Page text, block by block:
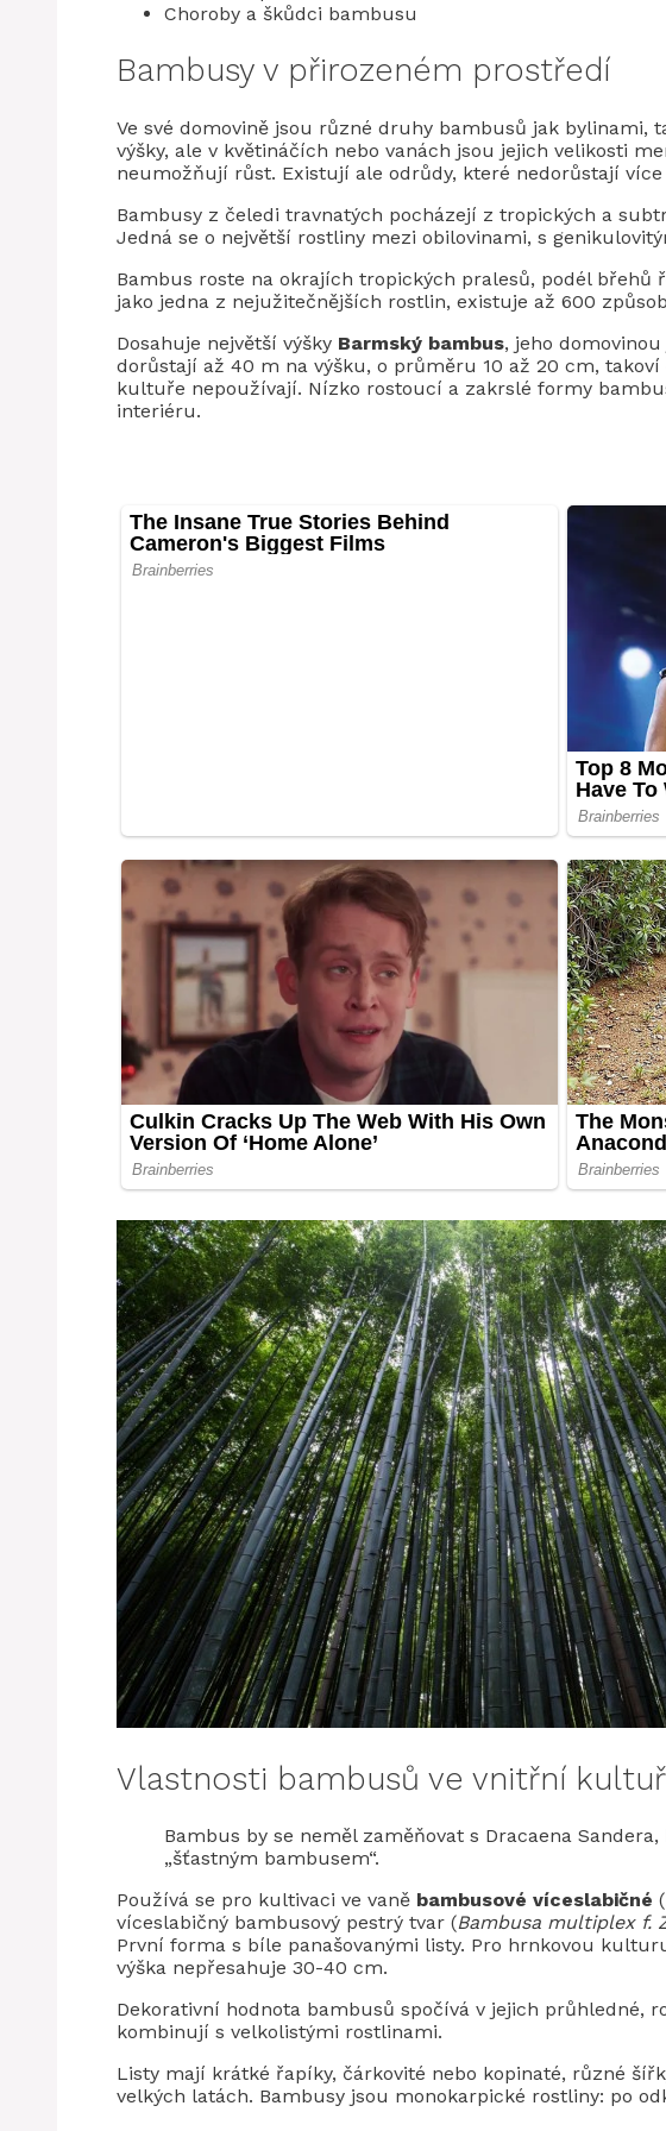
Choroby a škůdci bambusu
Bambusy v přirozeném prostředí
Ve své domovině jsou různé druhy bambusů jak bylinami,
výšky, ale v květináčích nebo vanách jsou jejich velikosti
neumožňují růst. Existují ale odrůdy, které nedorůstají více
Bambusy z čeledi travnatých pocházejí z tropických a
Jedná se o největší rostliny mezi obilovinami, s
Bambus roste na okrajích tropických pralesů, podél břehů
jako jedna z nejužitečnějších rostlin, existuje až 600
Dosahuje největší výšky Barmský bambus, jeho
dorůstají až 40 m na výšku, o průměru 10 až 20 cm,
kultuře nepoužívají. Nízko rostoucí a zakrslé formy
interiéru.
Vlastnosti bambusů ve vnitřní
Bambus by se neměl zaměňovat s Dracaena
„šťastným bambusem“.
Používá se pro kultivaci ve vaně bambusové víceslabičné (
víceslabičný bambusový pestrý tvar (Bambusa multiplex f.
První forma s bíle panašovanými listy. Pro hrnkovou
výška nepřesahuje 30-40 cm.
Dekorativní hodnota bambusů spočívá v jejich průhledné,
kombinují s velkolistými rostlinami.
Listy mají krátké řapíky, čárkovité nebo kopinaté, různé
velkých latách. Bambusy jsou monokarpické rostliny: po